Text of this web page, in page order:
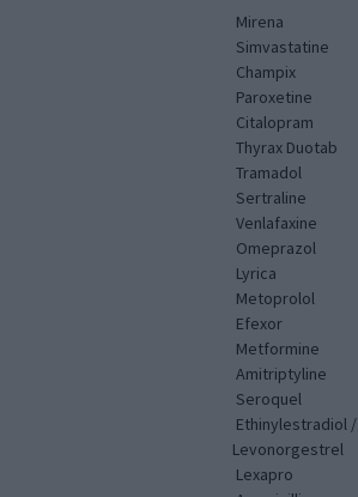
Mirena
Simvastatine
Champix
Paroxetine
Citalopram
Thyrax Duotab
Tramadol
Sertraline
Venlafaxine
Omeprazol
Lyrica
Metoprolol
Efexor
Metformine
Amitriptyline
Seroquel
Ethinylestradiol /
Levonorgestrel
Lexapro